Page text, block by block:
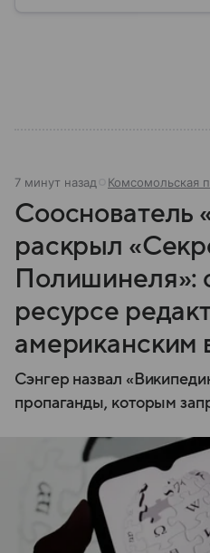
7 минут назад Комсомольская
Сооснователь
раскрыл
Полишинеля»:
ресурсе
американским
Сэнгер назвал
пропаганды, которым